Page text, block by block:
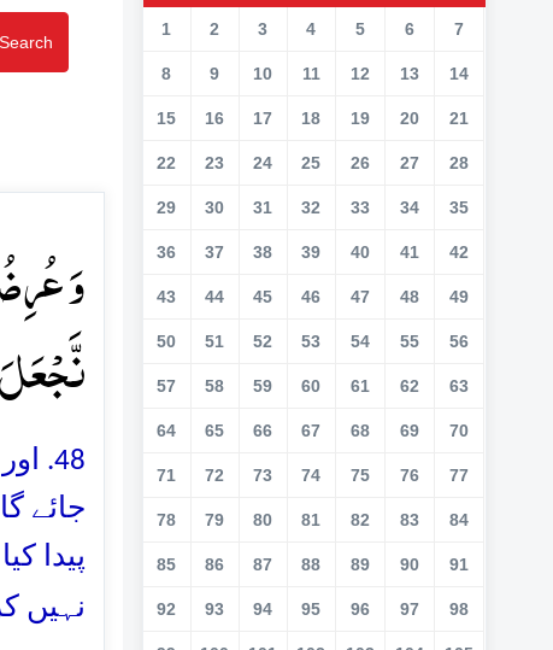
Search
وَ
نَّجۡعَلَ
48.
جائے
پیدا
نہیں
1 2 3 4 5 6 7
8 9 10 11 12 13 14
15 16 17 18 19 20 21
22 23 24 25 26 27 28
29 30 31 32 33 34 35
36 37 38 39 40 41 42
43 44 45 46 47 48 49
50 51 52 53 54 55 56
57 58 59 60 61 62 63
64 65 66 67 68 69 70
71 72 73 74 75 76 77
78 79 80 81 82 83 84
85 86 87 88 89 90 91
92 93 94 95 96 97 98